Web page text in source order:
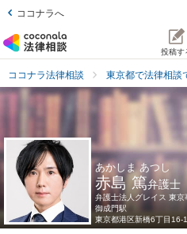
ココナラへ
投稿す
ココナラ法律相談 東京都で法律相談
あかしま あつし
赤島 篤弁護士
弁護士法人グレイス 東京
御成門駅
東京都港区新橋6丁目16-